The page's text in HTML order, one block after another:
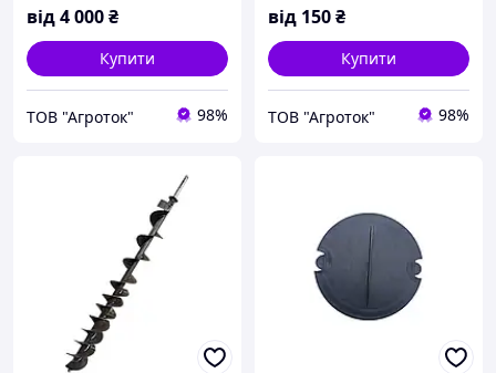
від4 000₴
Купити
ТОВ "Агроток" 98%
від 150₴
Купити
ТОВ "Агроток" 98%